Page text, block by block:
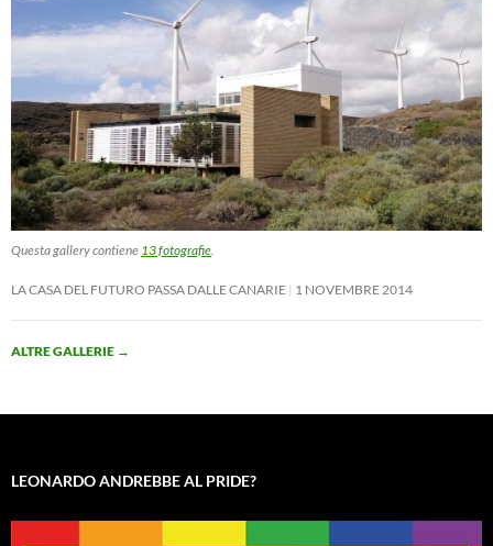
Questa gallery contiene 13 fotografie.
LA CASA DEL FUTURO PASSA DALLE CANARIE 1 NOVEMBRE 2014
ALTRE GALLERIE →
LEONARDO ANDREBBE AL PRIDE?